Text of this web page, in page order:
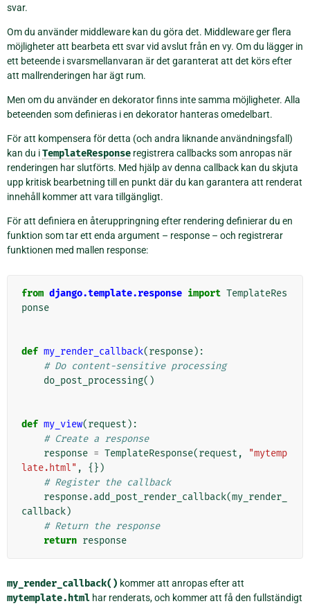
svar.
Om du använder middleware kan du göra det. Middleware ger flera
möjligheter att bearbeta ett svar vid avslut från en vy. Om du lägger in
ett beteende i svarsmellanvaran är det garanterat att det körs efter
att mallrenderingen har ägt rum.
Men om du använder en dekorator finns inte samma möjligheter. Alla
beteenden som definieras i en dekorator hanteras omedelbart.
För att kompensera för detta (och andra liknande användningsfall)
kan du iTemplateResponse registrera callbacks som anropas när
renderingen har slutförts. Med hjälp av denna callback kan du skjuta
upp kritisk bearbetning till en punkt där du kan garantera att renderat
innehåll kommer att vara tillgängligt.
För att definiera en återuppringning efter rendering definierar du en
funktion som tar ett enda argument – response – och registrerar
funktionen med mallen response:
from django.template.response import TemplateRes
ponse
def my_render_callback(response):
# Do content-sensitive processing
do_post_processing()
def my_view(request ):
# Create a response
response = TemplateResponse(request ,
"mytemp
late.html" ,
{})
# Register the callback
response.add_post_render_callback(my_render_
callback)
# Return the response
return response
my_render_callback() kommer att anropas efter att
mytemplate.html har renderats, och kommer att få den fullständigt